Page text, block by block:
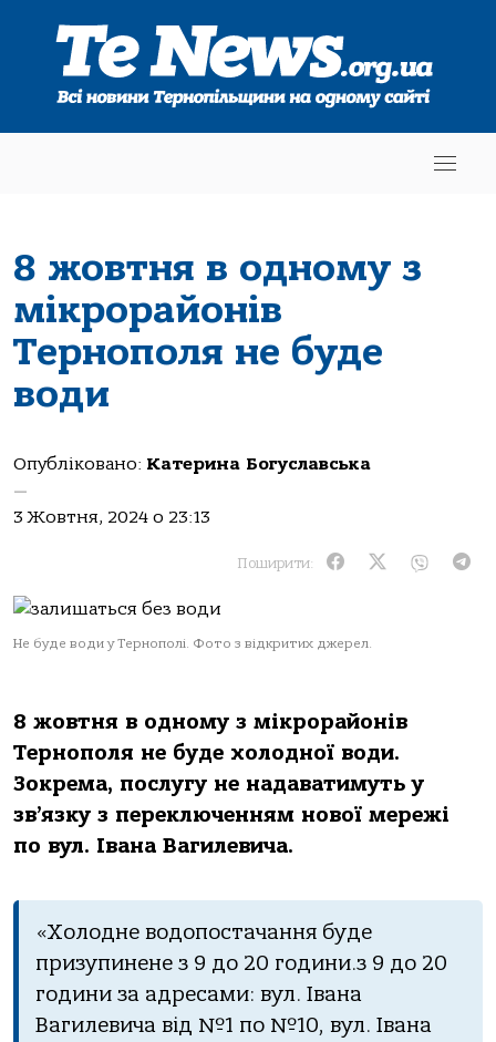
8 жовтня в одному з
мікрорайонів
Тернополя не буде
води
Опубліковано: Катерина Богуславська
—
3 Жовтня, 2024 о 23:13
Поширити:
Не буде води у Тернополі. Фото з відкритих джерел.
8 жовтня в одному з мікрорайонів
Тернополя не буде холодної води.
Зокрема, послугу не надаватимуть у
зв’язку з переключенням нової мережі
по вул. Івана Вагилевича.
«Холодне водопостачання буде
призупинене з 9 до 20 години.з 9 до 20
години за адресами: вул. Івана
Вагилевича від №1 по №10, вул. Івана